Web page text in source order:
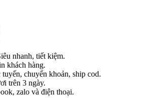
nhanh, tiết kiệm.
khách hàng.
tuyến, chuyển khoản, ship cod.
trên 3 ngày.
zalo và điện thoại.